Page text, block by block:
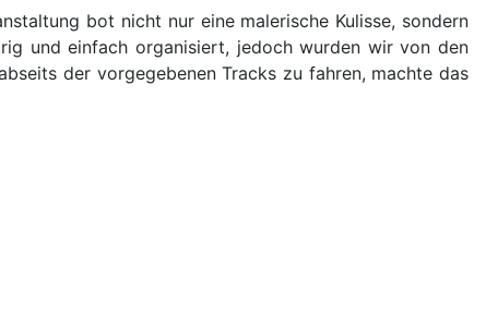
bot nicht nur eine malerische Kulisse, sondern
und einfach organisiert, jedoch wurden wir von den
der vorgegebenen Tracks zu fahren, machte das